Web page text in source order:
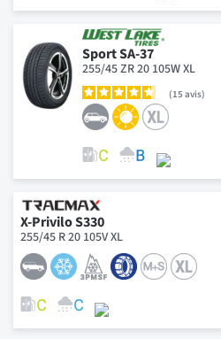
Sport SA-37
255/45 ZR 20 105W XL
15 avis
X-Privilo S330
255/45 R 20 105V XL